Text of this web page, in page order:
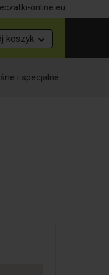
online.eu
koszyk
i specjalne